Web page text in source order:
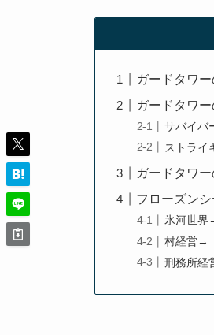
ガードタワ
ガードタワ
サバイバ
ストライ
ガードタワ
フローズン
氷河世界
村経営→
刑務所経